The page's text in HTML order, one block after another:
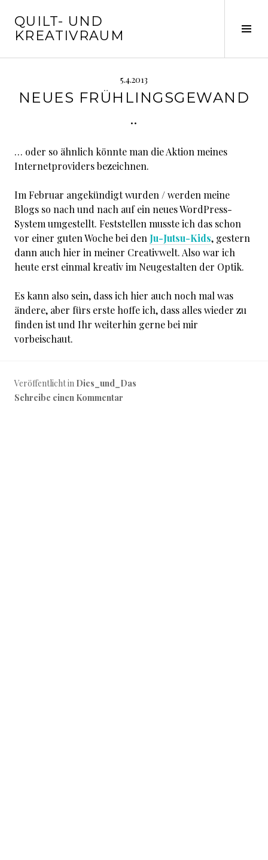
zum
Inhalt
QUILT- UND
KREATIVRAUM
5.4.2013
NEUES FRÜHLINGSGEWAND
..
… oder so ähnlich könnte man die Aktion meines
Internetproviders bezeichnen.
Im Februar angekündigt wurden / werden meine
Blogs so nach und nach auf ein neues WordPress-
System umgestellt. Feststellen musste ich das schon
vor einer guten Woche bei den Ju-Jutsu-Kids, gestern
dann auch hier in meiner Creativwelt. Also war ich
heute erst einmal kreativ im Neugestalten der Optik.
Es kann also sein, dass ich hier auch noch mal was
ändere, aber fürs erste hoffe ich, dass alles wieder zu
finden ist und Ihr weiterhin gerne bei mir
vorbeischaut.
Veröffentlicht in Dies_und_Das
Schreibe einen Kommentar